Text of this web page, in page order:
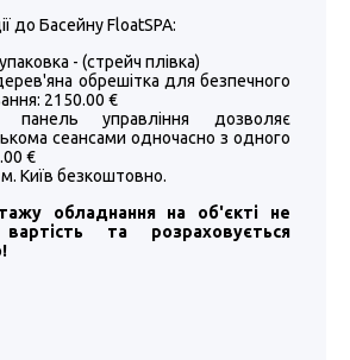
до Басейну FloatSPA:
- (стрейч плівка)
обрешітка для безпечного
2150.00 €
панель управління дозволяє
сеансами одночасно з одного
€
Київ безкоштовно.
обладнання на об'єкті не
та розраховується